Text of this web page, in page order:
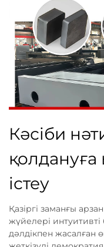
Кәсіби
істеу
Қазіргі заманғы
жүйелері
дәлдікпен жасалған